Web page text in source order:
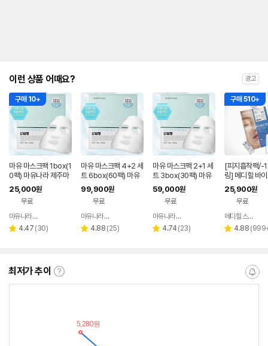
이런 상품 어때요? 광고
구매 10+
마유 마스크팩 1box(1
0팩) 마유나라 제주마
유 [100분한정 특가]
25,000원
무료
페이
마유나라 본사몰
별 4.47 리
(30)
마유 마스크팩 4+2 세
트 6box(60팩) 마유
나라 제주마유 [100분
한정 특가]
99,900원
무료
페이
마유나라 본사몰
별 4.88 리
(25)
마유 마스크팩 2+1 세
트 3box(30팩) 마유
나라 제주마유 [100분
한정 특가]
59,000원
무료
마유나라 본사몰
별 4.74 리
(23)
구매 510+
[피지흡착팩/-
링] 메디힐 바
컨덤 피지흡착
히알루론산, 1
25,900원
무료
메디힐 스토어
별 4.88 리
(
최저가 추이
최
알